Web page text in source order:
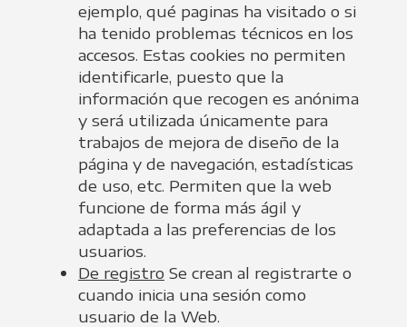
ejemplo, qué paginas ha visitado o si
ha tenido problemas técnicos en los
accesos. Estas cookies no permiten
identificarle, puesto que la
información que recogen es anónima
y será utilizada únicamente para
trabajos de mejora de diseño de la
página y de navegación, estadísticas
de uso, etc. Permiten que la web
funcione de forma más ágil y
adaptada a las preferencias de los
usuarios.
De registro Se crean al registrarte o
cuando inicia una sesión como
usuario de la Web.